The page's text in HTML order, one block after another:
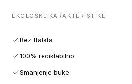
EKOLOŠKE KARAKTERISTIKE
Bez ftalata
100% reciklabilno
Smanjenje buke